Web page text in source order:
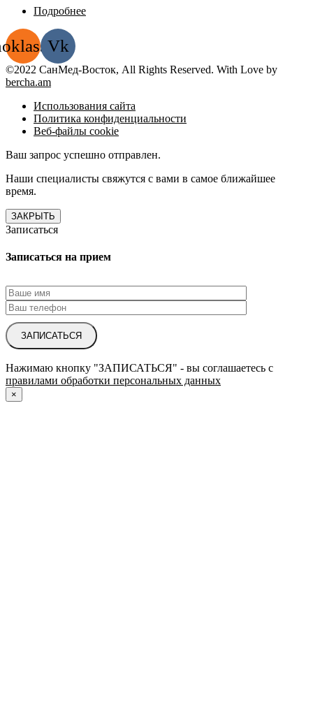
Подробнее
Vk
©2022 СанМед-Восток, All Rights Reserved. With Love by
bercha.am
Использования сайта
Политика конфиденциальности
Веб-файлы cookie
Ваш запрос успешно отправлен.
Наши специалисты свяжутся с вами в самое ближайшее
время.
ЗАКРЫТЬ
Записаться
Записаться на прием
ЗАПИСАТЬСЯ
Нажимаю кнопку "ЗАПИСАТЬСЯ" - вы соглашаетесь с
правилами обработки персональных данных
×